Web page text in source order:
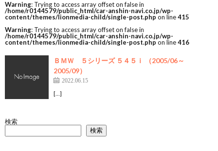
Warning: Trying to access array offset on false in
/home/r0144579/public_html/car-anshin-navi.co.jp/wp-
content/themes/lionmedia-child/single-post.php on line415
Warning: Trying to access array offset on false in
/home/r0144579/public_html/car-anshin-navi.co.jp/wp-
content/themes/lionmedia-child/single-post.php on line416
ＢＭＷ ５シリーズ ５４５ｉ （2005/06～
2005/09）
2022.06.15
[…]
検索
検索